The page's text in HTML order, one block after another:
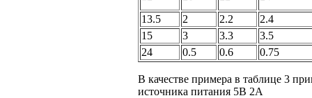
13.5
2 2.2
2.4
15
3 3.3
3.5
24
0.5 0.6 0.75
В качестве примера в таблице 3
источника питания 5B 2A